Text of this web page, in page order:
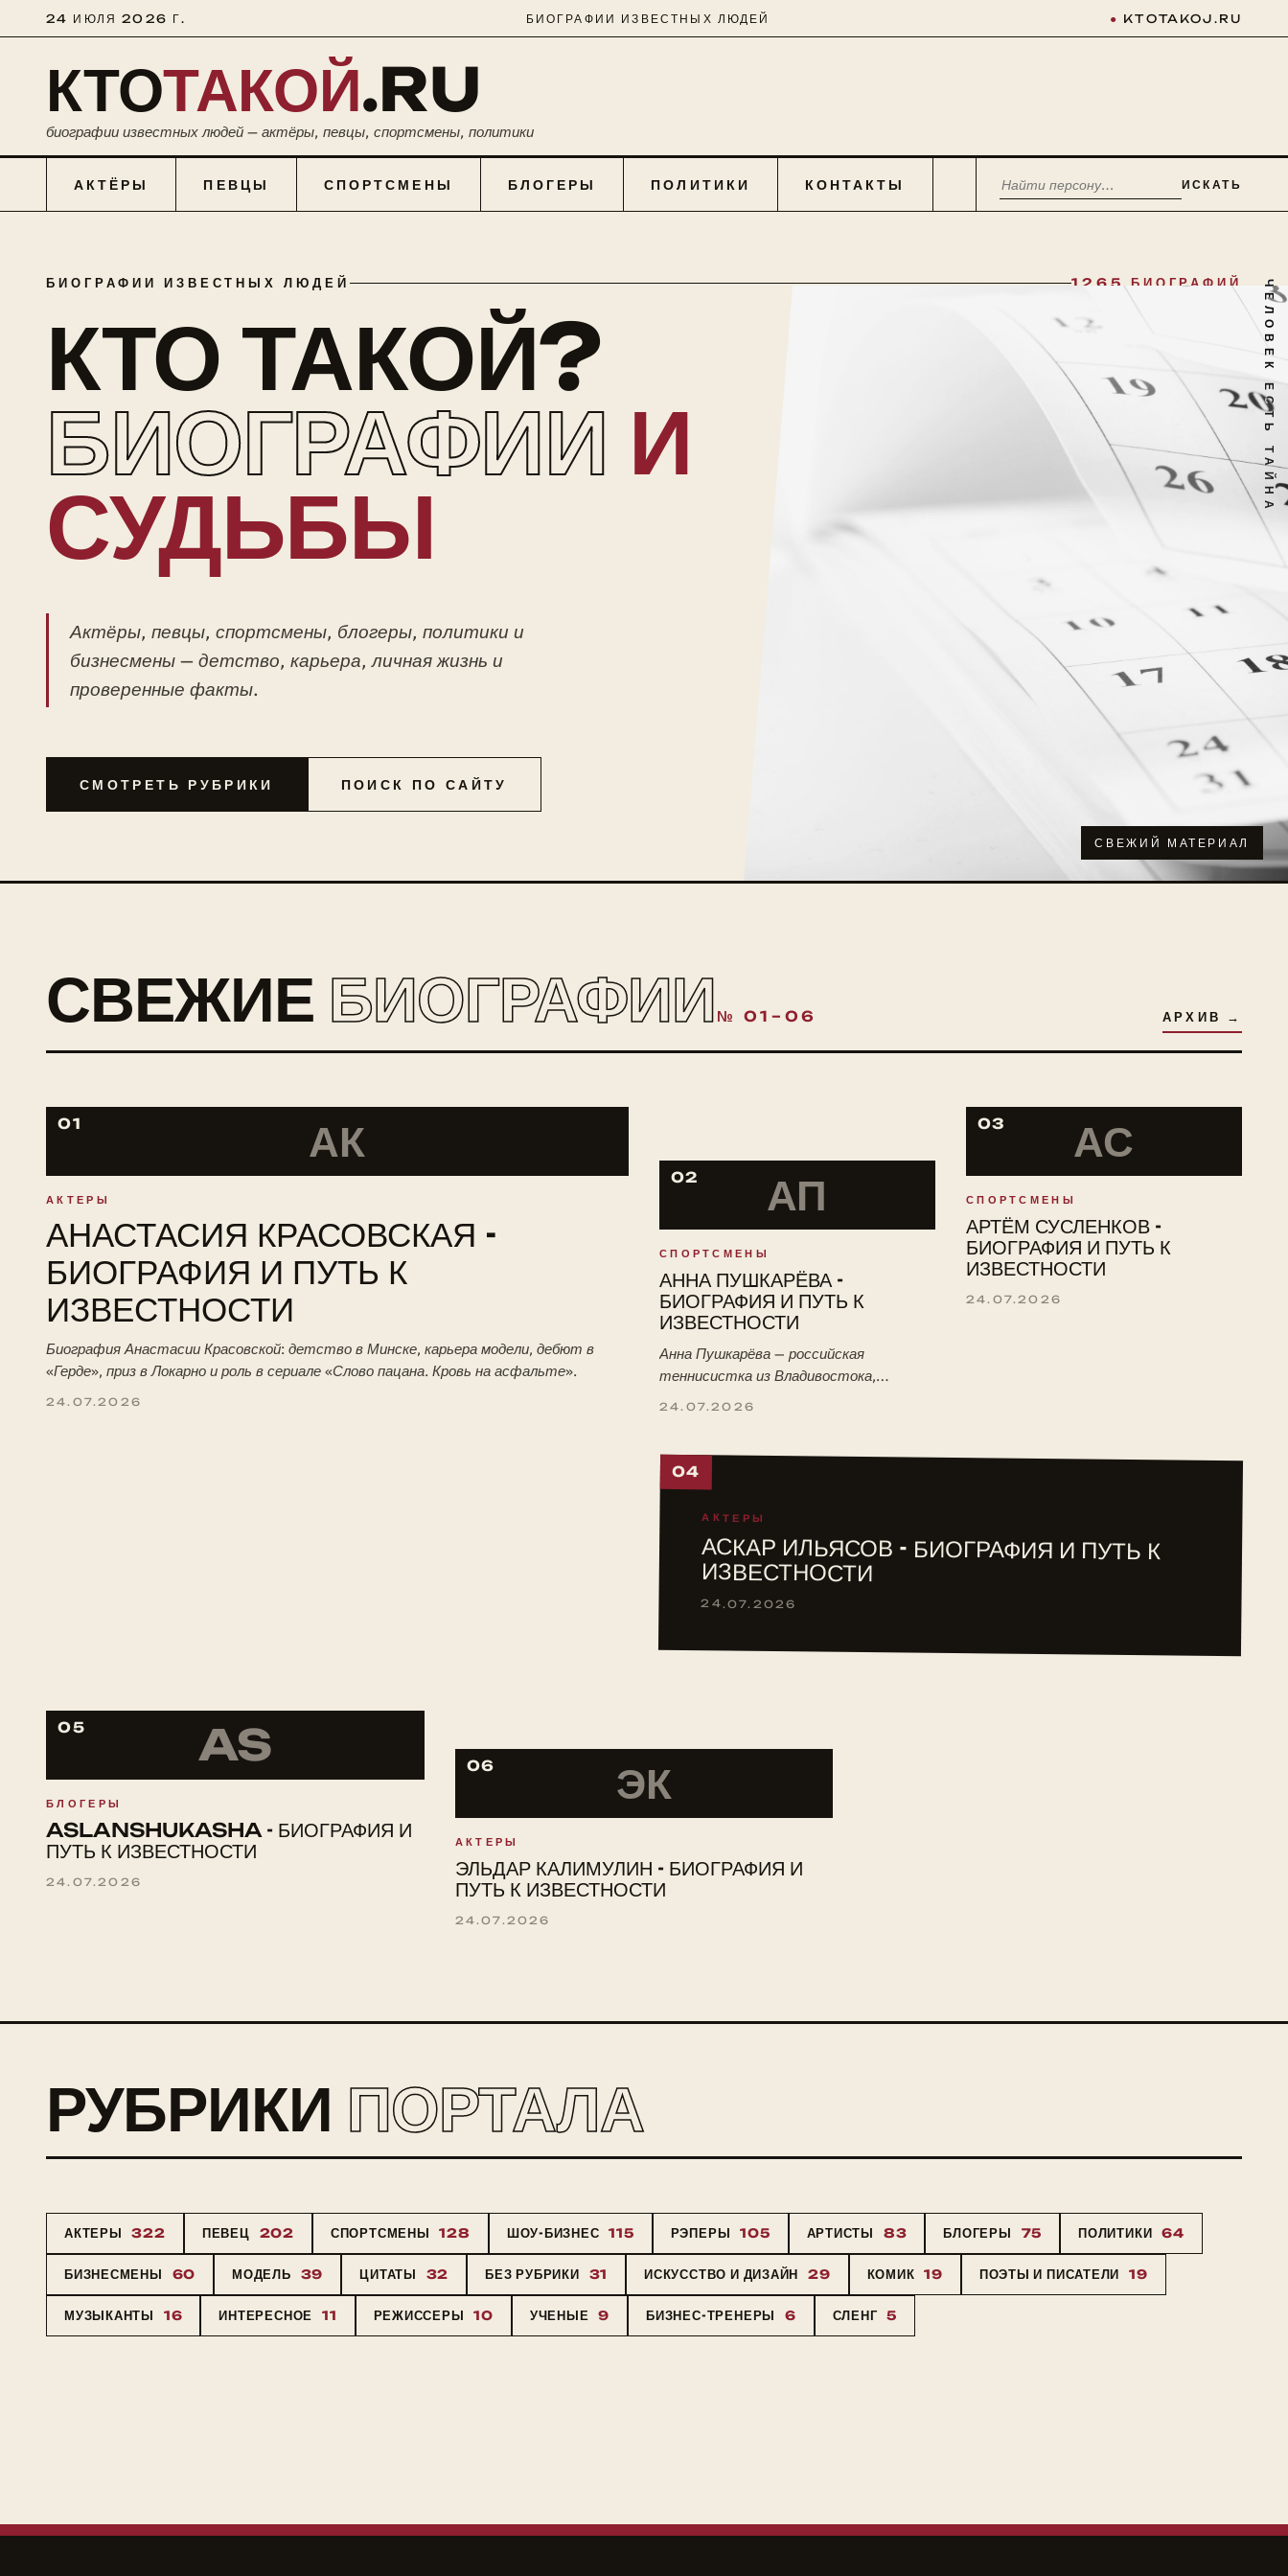
24 ИЮЛЯ 2026 Г. БИОГРАФИИ ИЗВЕСТНЫХ ЛЮДЕЙ ● KTOTAKOJ.RU
КТОТАКОЙ.RU
биографии известных людей — актёры, певцы, спортсмены, политики
АКТЁРЫ ПЕВЦЫ СПОРТСМЕНЫ БЛОГЕРЫ ПОЛИТИКИ КОНТАКТЫ ИСКАТЬ
БИОГРАФИИ ИЗВЕСТНЫХ ЛЮДЕЙ 1265 БИОГРАФИЙ
КТО ТАКОЙ?
БИОГРАФИИ И
СУДЬБЫ
Актёры, певцы, спортсмены, блогеры, политики и
бизнесмены — детство, карьера, личная жизнь и
проверенные факты.
СМОТРЕТЬ РУБРИКИ ПОИСК ПО САЙТУ
СВЕЖИЙ МАТЕРИАЛ
ЧЕЛОВЕК ЕСТЬ ТАЙНА
СВЕЖИЕ БИОГРАФИИ № 01–06 АРХИВ →
01 АК
АКТЕРЫ
АНАСТАСИЯ КРАСОВСКАЯ -
БИОГРАФИЯ И ПУТЬ К
ИЗВЕСТНОСТИ
Биография Анастасии Красовской: детство в Минске, карьера модели, дебют в
«Герде», приз в Локарно и роль в сериале «Слово пацана. Кровь на асфальте».
24.07.2026
02 АП
СПОРТСМЕНЫ
АННА ПУШКАРЁВА -
БИОГРАФИЯ И ПУТЬ К
ИЗВЕСТНОСТИ
Анна Пушкарёва — российская
теннисистка из Владивостока,
24.07.2026
03 АС
СПОРТСМЕНЫ
АРТЁМ СУСЛЕНКОВ -
БИОГРАФИЯ И ПУТЬ К
ИЗВЕСТНОСТИ
24.07.2026
04
АКТЕРЫ
АСКАР ИЛЬЯСОВ - БИОГРАФИЯ И ПУТЬ К
ИЗВЕСТНОСТИ
24.07.2026
05 AS
БЛОГЕРЫ
ASLANSHUKASHA - БИОГРАФИЯ И
ПУТЬ К ИЗВЕСТНОСТИ
24.07.2026
06 ЭК
АКТЕРЫ
ЭЛЬДАР КАЛИМУЛИН - БИОГРАФИЯ И
ПУТЬ К ИЗВЕСТНОСТИ
24.07.2026
РУБРИКИ ПОРТАЛА
АКТЕРЫ 322 ПЕВЕЦ 202 СПОРТСМЕНЫ 128 ШОУ-БИЗНЕС 115 РЭПЕРЫ 105 АРТИСТЫ 83 БЛОГЕРЫ 75 ПОЛИТИКИ 64
БИЗНЕСМЕНЫ 60 МОДЕЛЬ 39 ЦИТАТЫ 32 БЕЗ РУБРИКИ 31 ИСКУССТВО И ДИЗАЙН 29 КОМИК 19 ПОЭТЫ И ПИСАТЕЛИ 19
МУЗЫКАНТЫ 16 ИНТЕРЕСНОЕ 11 РЕЖИССЕРЫ 10 УЧЕНЫЕ 9 БИЗНЕС-ТРЕНЕРЫ 6 СЛЕНГ 5